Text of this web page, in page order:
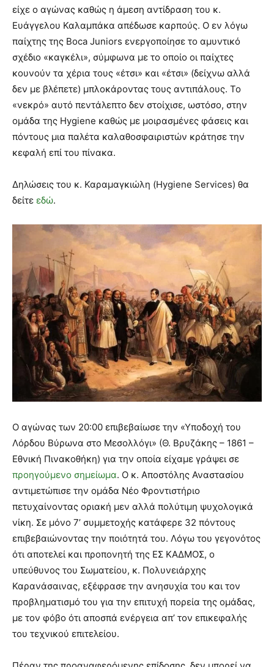
είχε ο αγώνας καθώς η άμεση αντίδραση του κ.
Ευάγγελου Καλαμπάκα απέδωσε καρπούς. Ο εν λόγω
παίχτης της Boca Juniors ενεργοποίησε το αμυντικό
σχέδιο «καγκέλι», σύμφωνα με το οποίο οι παίχτες
κουνούν τα χέρια τους «έτσι» και «έτσι» (δείχνω αλλά
δεν με βλέπετε) μπλοκάροντας τους αντιπάλους. Το
«νεκρό» αυτό πεντάλεπτο δεν στοίχισε, ωστόσο, στην
ομάδα της Hygiene καθώς με μοιρασμένες φάσεις και
πόντους μια παλέτα καλαθοσφαιριστών κράτησε την
κεφαλή επί του πίνακα.
Δηλώσεις του κ. Καραμαγκιώλη (Hygiene Services) θα
δείτε εδώ.
Ο αγώνας των 20:00 επιβεβαίωσε την «Υποδοχή του
Λόρδου Βύρωνα στο Μεσολλόγι» (Θ. Βρυζάκης – 1861 –
Εθνική Πινακοθήκη) για την οποία είχαμε γράψει σε
προηγούμενο σημείωμα. Ο κ. Αποστόλης Αναστασίου
αντιμετώπισε την ομάδα Νέο Φροντιστήριο
πετυχαίνοντας οριακή μεν αλλά πολύτιμη ψυχολογικά
νίκη. Σε μόνο 7’ συμμετοχής κατάφερε 32 πόντους
επιβεβαιώνοντας την ποιότητά του. Λόγω του γεγονότος
ότι αποτελεί και προπονητή της ΕΣ ΚΑΔΜΟΣ, ο
υπεύθυνος του Σωματείου, κ. Πολυνειάρχης
Καρανάσαινας, εξέφρασε την ανησυχία του και τον
προβληματισμό του για την επιτυχή πορεία της ομάδας,
με τον φόβο ότι αποσπά ενέργεια απ’ τον επικεφαλής
του τεχνικού επιτελείου.